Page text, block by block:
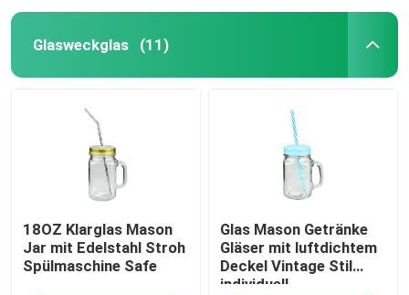
Glasweckglas (11)
18OZ Klarglas Mason
Jar mit Edelstahl Stroh
Spülmaschine Safe
Glas Mason Getränke
Gläser mit luftdichtem
Deckel Vintage Stil
individuell